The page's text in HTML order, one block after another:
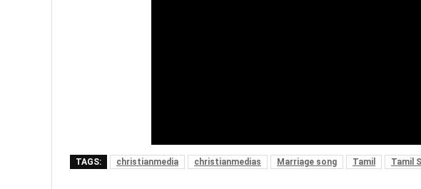
TAGS: christianmedia christianmedias Marriage song Tamil Tamil